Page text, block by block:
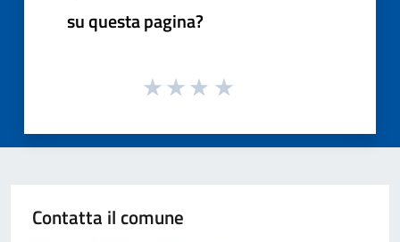
su questa pagina?
Contatta il comune